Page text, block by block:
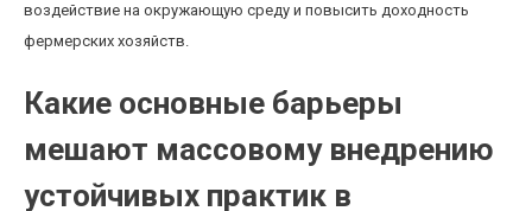
воздействие на окружающую среду и повысить доходность
фермерских хозяйств.
Какие основные барьеры
мешают массовому внедрению
устойчивых практик в